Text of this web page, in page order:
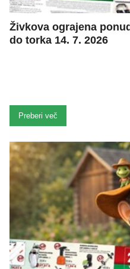
Živkova ograjena
do torka 14. 7. 2026
Preberi več